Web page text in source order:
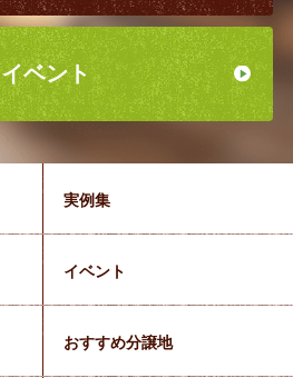
イベント
実例集
イベント
おすすめ分譲地